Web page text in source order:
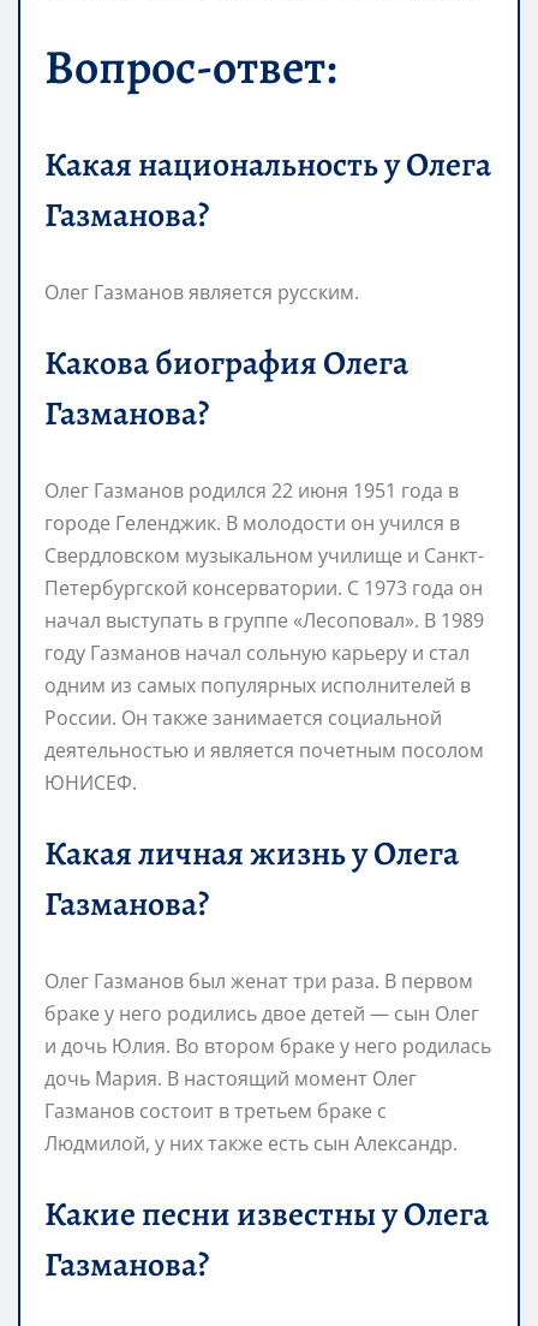
Вопрос-ответ:
Какая национальность у Олега
Газманова?
Олег Газманов является русским.
Какова биография Олега
Газманова?
Олег Газманов родился 22 июня 1951 года в
городе Геленджик. В молодости он учился в
Свердловском музыкальном училище и Санкт-
Петербургской консерватории. С 1973 года он
начал выступать в группе «Лесоповал». В 1989
году Газманов начал сольную карьеру и стал
одним из самых популярных исполнителей в
России. Он также занимается социальной
деятельностью и является почетным посолом
ЮНИСЕФ.
Какая личная жизнь у Олега
Газманова?
Олег Газманов был женат три раза. В первом
браке у него родились двое детей — сын Олег
и дочь Юлия. Во втором браке у него родилась
дочь Мария. В настоящий момент Олег
Газманов состоит в третьем браке с
Людмилой, у них также есть сын Александр.
Какие песни известны у Олега
Газманова?